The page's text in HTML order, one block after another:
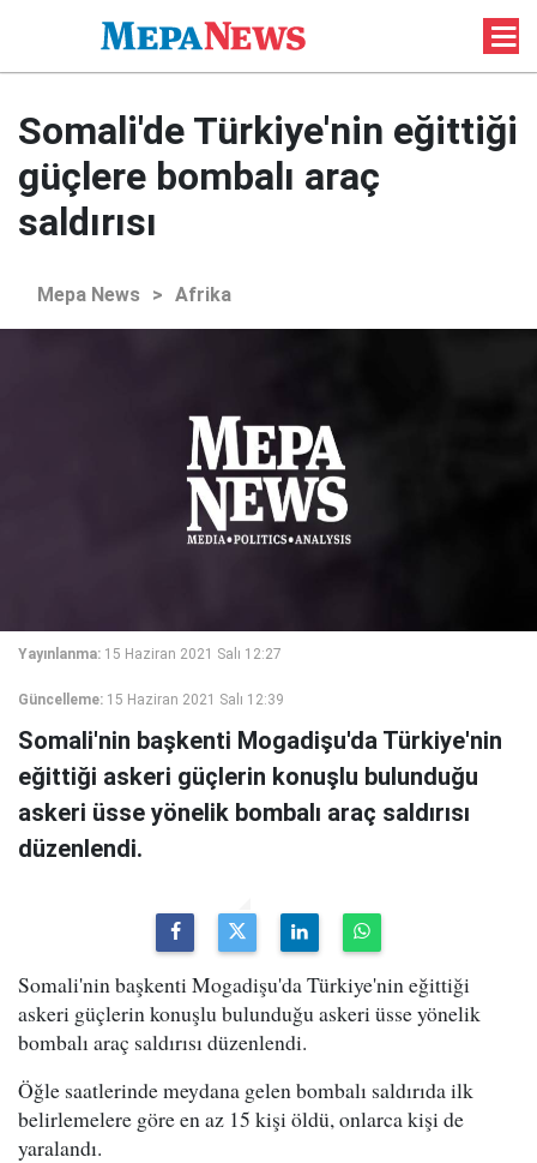
Somali'de Türkiye'nin eğittiği
güçlere bombalı araç
saldırısı
Mepa News > Afrika
Yayınlanma: 15 Haziran 2021 Salı 12:27
Güncelleme: 15 Haziran 2021 Salı 12:39
Somali'nin başkenti Mogadişu'da Türkiye'nin
eğittiği askeri güçlerin konuşlu bulunduğu
askeri üsse yönelik bombalı araç saldırısı
düzenlendi.
Somali'nin başkenti Mogadişu'da Türkiye'nin eğittiği
askeri güçlerin konuşlu bulunduğu askeri üsse yönelik
bombalı araç saldırısı düzenlendi.
Öğle saatlerinde meydana gelen bombalı saldırıda ilk
belirlemelere göre en az 15 kişi öldü, onlarca kişi de
yaralandı.